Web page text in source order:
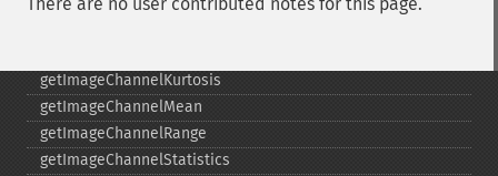
getImageChannelKurtosis
getImageChannelMean
getImageChannelRange
getImageChannelStatistics